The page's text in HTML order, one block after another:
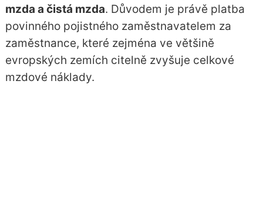
mzda a čistá mzda. Důvodem je právě platba
povinného pojistného zaměstnavatelem za
zaměstnance, které zejména ve většině
evropských zemích citelně zvyšuje celkové
mzdové náklady.